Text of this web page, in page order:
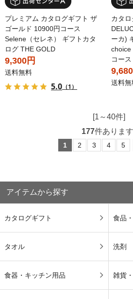
プレミアム カタログギフト ザ
ゴールド 10900円コース
Selene（セレネ） ギフトカタ
ログ THE GOLD
9,300円
送料無料
5.0 （1）
カタ
ーカ)
choice
コース
送料無
[1～40件]
177件あります
1 2 3 4 5
アイテムから探す
カタログギフト 食品
タオル 洗剤
食器・キッチン用品 雑貨